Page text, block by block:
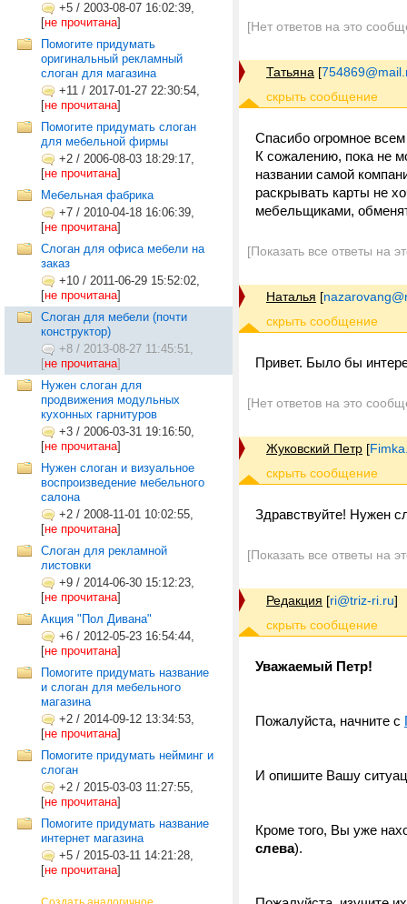
+5 / 2003-08-07 16:02:39,
[не прочитана]
Помогите придумать
оригинальный рекламный
слоган для магазина
+11 / 2017-01-27 22:30:54,
[не прочитана]
Помогите придумать слоган
для мебельной фирмы
+2 / 2006-08-03 18:29:17,
[не прочитана]
Мебельная фабрика
+7 / 2010-04-18 16:06:39,
[не прочитана]
Слоган для офиса мебели на
заказ
+10 / 2011-06-29 15:52:02,
[не прочитана]
Слоган для мебели (почти
конструктор)
+8 / 2013-08-27 11:45:51,
[не прочитана]
Нужен слоган для
продвижения модульных
кухонных гарнитуров
+3 / 2006-03-31 19:16:50,
[не прочитана]
Нужен слоган и визуальное
воспроизведение мебельного
салона
+2 / 2008-11-01 10:02:55,
[не прочитана]
Слоган для рекламной
листовки
+9 / 2014-06-30 15:12:23,
[не прочитана]
Акция "Пол Дивана"
+6 / 2012-05-23 16:54:44,
[не прочитана]
Помогите придумать название
и слоган для мебельного
магазина
+2 / 2014-09-12 13:34:53,
[не прочитана]
Помогите придумать нейминг и
слоган
+2 / 2015-03-03 11:27:55,
[не прочитана]
Помогите придумать название
интернет магазина
+5 / 2015-03-11 14:21:28,
[не прочитана]
[Нет ответов на это
Татьяна [
Спасибо огромное
К сожалению, пока не
названии самой
раскрывать карты не
мебельщиками,
[Показать все ответы на
Наталья [
Привет. Было бы
[Нет ответов на это
Жуковский Петр [
Здравствуйте! Нужен
[Показать все ответы на
Редакция [ri@triz-ri.ru]
Уважаемый Петр!
Пожалуйста, начните с
И опишите Вашу
Кроме того, Вы уже
слева).